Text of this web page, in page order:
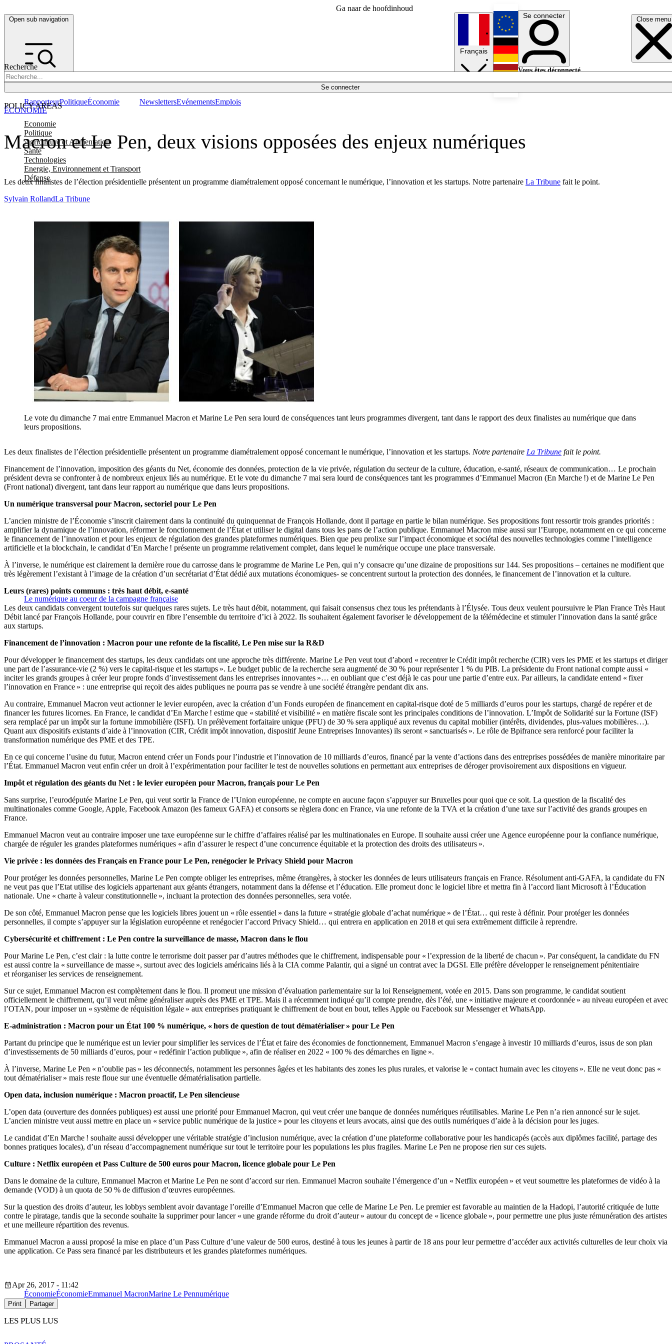
Ga naar de hoofdinhoud
Open sub navigation Close menu
Recherche
Se connecter
POLICY AREAS
Economie
Politique
Agriculture et Alimentation
Santé
Technologies
Energie, Environnement et Transport
Défense
RapporteurPolitiqueÉconomie NewslettersEvénementsEmplois
Français
English
Deutsch
Se connecter
Vous êtes déconnecté.
Macron et Le Pen, deux visions opposées des enjeux numériques
Les deux finalistes de l’élection présidentielle présentent un programme diamétralement opposé concernant le numérique, l’innovation et les startups. Notre partenaire La Tribune fait le point.
ÉCONOMIE
Sylvain RollandLa Tribune
Le vote du dimanche 7 mai entre Emmanuel Macron et Marine Le Pen sera lourd de conséquences tant leurs programmes divergent, tant dans le rapport des deux finalistes au numérique que dans
leurs propositions.
Les deux finalistes de l’élection présidentielle présentent un programme diamétralement opposé concernant le numérique, l’innovation et les startups. Notre partenaire La Tribune fait le point.
Financement de l’innovation, imposition des géants du Net, économie des données, protection de la vie privée, régulation du secteur de la culture, éducation, e-santé, réseaux de communication… Le prochain
président devra se confronter à de nombreux enjeux liés au numérique. Et le vote du dimanche 7 mai sera lourd de conséquences tant les programmes d’Emmanuel Macron (En Marche !) et de Marine Le Pen
(Front national) divergent, tant dans leur rapport au numérique que dans leurs propositions.
Un numérique transversal pour Macron, sectoriel pour Le Pen
L’ancien ministre de l’Économie s’inscrit clairement dans la continuité du quinquennat de François Hollande, dont il partage en partie le bilan numérique. Ses propositions font ressortir trois grandes priorités :
amplifier la dynamique de l’innovation, réformer le fonctionnement de l’État et utiliser le digital dans tous les pans de l’action publique. Emmanuel Macron mise aussi sur l’Europe, notamment en ce qui concerne
le financement de l’innovation et pour les enjeux de régulation des grandes plateformes numériques. Bien que peu prolixe sur l’impact économique et sociétal des nouvelles technologies comme l’intelligence
artificielle et la blockchain, le candidat d’En Marche ! présente un programme relativement complet, dans lequel le numérique occupe une place transversale.
À l’inverse, le numérique est clairement la dernière roue du carrosse dans le programme de Marine Le Pen, qui n’y consacre qu’une dizaine de propositions sur 144. Ses propositions – certaines ne modifient que
très légèrement l’existant à l’image de la création d’un secrétariat d’État dédié aux mutations économiques- se concentrent surtout la protection des données, le financement de l’innovation et la culture.
Le numérique au coeur de la campagne française
Leurs (rares) points communs : très haut débit, e-santé
Les deux candidats convergent toutefois sur quelques rares sujets. Le très haut débit, notamment, qui faisait consensus chez tous les prétendants à l’Élysée. Tous deux veulent poursuivre le Plan France Très Haut
Débit lancé par François Hollande, pour couvrir en fibre l’ensemble du territoire d’ici à 2022. Ils souhaitent également favoriser le développement de la télémédecine et stimuler l’innovation dans la santé grâce
aux startups.
Financement de l’innovation : Macron pour une refonte de la fiscalité, Le Pen mise sur la R&D
Pour développer le financement des startups, les deux candidats ont une approche très différente. Marine Le Pen veut tout d’abord « recentrer le Crédit impôt recherche (CIR) vers les PME et les startups et diriger
une part de l’assurance-vie (2 %) vers le capital-risque et les startups ». Le budget public de la recherche sera augmenté de 30 % pour représenter 1 % du PIB. La présidente du Front national compte aussi «
inciter les grands groupes à créer leur propre fonds d’investissement dans les entreprises innovantes »… en oubliant que c’est déjà le cas pour une partie d’entre eux. Par ailleurs, la candidate entend « fixer
l’innovation en France » : une entreprise qui reçoit des aides publiques ne pourra pas se vendre à une société étrangère pendant dix ans.
Au contraire, Emmanuel Macron veut actionner le levier européen, avec la création d’un Fonds européen de financement en capital-risque doté de 5 milliards d’euros pour les startups, chargé de repérer et de
financer les futures licornes. En France, le candidat d’En Marche ! estime que « stabilité et visibilité » en matière fiscale sont les principales conditions de l’innovation. L’Impôt de Solidarité sur la Fortune (ISF)
sera remplacé par un impôt sur la fortune immobilière (ISFI). Un prélèvement forfaitaire unique (PFU) de 30 % sera appliqué aux revenus du capital mobilier (intérêts, dividendes, plus-values mobilières…).
Quant aux dispositifs existants d’aide à l’innovation (CIR, Crédit impôt innovation, dispositif Jeune Entreprises Innovantes) ils seront « sanctuarisés ». Le rôle de Bpifrance sera renforcé pour faciliter la
transformation numérique des PME et des TPE.
En ce qui concerne l’usine du futur, Macron entend créer un Fonds pour l’industrie et l’innovation de 10 milliards d’euros, financé par la vente d’actions dans des entreprises possédées de manière minoritaire par
l’État. Emmanuel Macron veut enfin créer un droit à l’expérimentation pour faciliter le test de nouvelles solutions en permettant aux entreprises de déroger provisoirement aux dispositions en vigueur.
Impôt et régulation des géants du Net : le levier européen pour Macron, français pour Le Pen
Sans surprise, l’eurodéputée Marine Le Pen, qui veut sortir la France de l’Union européenne, ne compte en aucune façon s’appuyer sur Bruxelles pour quoi que ce soit. La question de la fiscalité des
multinationales comme Google, Apple, Facebook Amazon (les fameux GAFA) et consorts se règlera donc en France, via une refonte de la TVA et la création d’une taxe sur l’activité des grands groupes en
France.
Emmanuel Macron veut au contraire imposer une taxe européenne sur le chiffre d’affaires réalisé par les multinationales en Europe. Il souhaite aussi créer une Agence européenne pour la confiance numérique,
chargée de réguler les grandes plateformes numériques « afin d’assurer le respect d’une concurrence équitable et la protection des droits des utilisateurs ».
Vie privée : les données des Français en France pour Le Pen, renégocier le Privacy Shield pour Macron
Pour protéger les données personnelles, Marine Le Pen compte obliger les entreprises, même étrangères, à stocker les données de leurs utilisateurs français en France. Résolument anti-GAFA, la candidate du FN
ne veut pas que l’Etat utilise des logiciels appartenant aux géants étrangers, notamment dans la défense et l’éducation. Elle promeut donc le logiciel libre et mettra fin à l’accord liant Microsoft à l’Éducation
nationale. Une « charte à valeur constitutionnelle », incluant la protection des données personnelles, sera votée.
De son côté, Emmanuel Macron pense que les logiciels libres jouent un « rôle essentiel » dans la future « stratégie globale d’achat numérique » de l’État… qui reste à définir. Pour protéger les données
personnelles, il compte s’appuyer sur la législation européenne et renégocier l’accord Privacy Shield… qui entrera en application en 2018 et qui sera extrêmement difficile à reprendre.
Cybersécurité et chiffrement : Le Pen contre la surveillance de masse, Macron dans le flou
Pour Marine Le Pen, c’est clair : la lutte contre le terrorisme doit passer par d’autres méthodes que le chiffrement, indispensable pour « l’expression de la liberté de chacun ». Par conséquent, la candidate du FN
est aussi contre la « surveillance de masse », surtout avec des logiciels américains liés à la CIA comme Palantir, qui a signé un contrat avec la DGSI. Elle préfère développer le renseignement pénitentiaire
et réorganiser les services de renseignement.
Sur ce sujet, Emmanuel Macron est complètement dans le flou. Il promeut une mission d’évaluation parlementaire sur la loi Renseignement, votée en 2015. Dans son programme, le candidat soutient
officiellement le chiffrement, qu’il veut même généraliser auprès des PME et TPE. Mais il a récemment indiqué qu’il compte prendre, dès l’été, une « initiative majeure et coordonnée » au niveau européen et avec
l’OTAN, pour imposer un « système de réquisition légale » aux entreprises pratiquant le chiffrement de bout en bout, telles Apple ou Facebook sur Messenger et WhatsApp.
E-administration : Macron pour un État 100 % numérique, « hors de question de tout dématérialiser » pour Le Pen
Partant du principe que le numérique est un levier pour simplifier les services de l’État et faire des économies de fonctionnement, Emmanuel Macron s’engage à investir 10 milliards d’euros, issus de son plan
d’investissements de 50 milliards d’euros, pour « redéfinir l’action publique », afin de réaliser en 2022 « 100 % des démarches en ligne ».
À l’inverse, Marine Le Pen « n’oublie pas » les déconnectés, notamment les personnes âgées et les habitants des zones les plus rurales, et valorise le « contact humain avec les citoyens ». Elle ne veut donc pas «
tout dématérialiser » mais reste floue sur une éventuelle dématérialisation partielle.
Open data, inclusion numérique : Macron proactif, Le Pen silencieuse
L’open data (ouverture des données publiques) est aussi une priorité pour Emmanuel Macron, qui veut créer une banque de données numériques réutilisables. Marine Le Pen n’a rien annoncé sur le sujet.
L’ancien ministre veut aussi mettre en place un « service public numérique de la justice » pour les citoyens et leurs avocats, ainsi que des outils numériques d’aide à la décision pour les juges.
Le candidat d’En Marche ! souhaite aussi développer une véritable stratégie d’inclusion numérique, avec la création d’une plateforme collaborative pour les handicapés (accès aux diplômes facilité, partage des
bonnes pratiques locales), d’un réseau d’accompagnement numérique sur tout le territoire pour les populations les plus fragiles. Marine Le Pen ne propose rien sur ces sujets.
Culture : Netflix européen et Pass Culture de 500 euros pour Macron, licence globale pour Le Pen
Dans le domaine de la culture, Emmanuel Macron et Marine Le Pen ne sont d’accord sur rien. Emmanuel Macron souhaite l’émergence d’un « Netflix européen » et veut soumettre les plateformes de vidéo à la
demande (VOD) à un quota de 50 % de diffusion d’œuvres européennes.
Sur la question des droits d’auteur, les lobbys semblent avoir davantage l’oreille d’Emmanuel Macron que celle de Marine Le Pen. Le premier est favorable au maintien de la Hadopi, l’autorité critiquée de lutte
contre le piratage, tandis que la seconde souhaite la supprimer pour lancer « une grande réforme du droit d’auteur » autour du concept de « licence globale », pour permettre une plus juste rémunération des artistes
et une meilleure répartition des revenus.
Emmanuel Macron a aussi proposé la mise en place d’un Pass Culture d’une valeur de 500 euros, destiné à tous les jeunes à partir de 18 ans pour leur permettre d’accéder aux activités culturelles de leur choix via
une application. Ce Pass sera financé par les distributeurs et les grandes plateformes numériques.
Apr 26, 2017 - 11:42
ÉconomieÉconomieEmmanuel MacronMarine Le Pennumérique
Print Partager
LES PLUS LUS